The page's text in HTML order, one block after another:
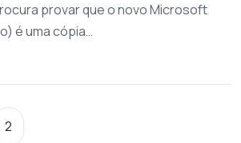
provar que o novo Microsoft
é uma cópia…
conteúdos
2